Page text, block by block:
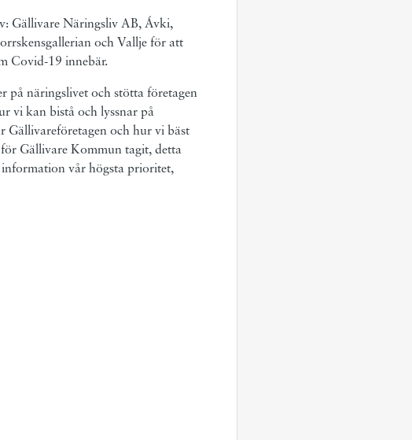
Gällivare Näringsliv AB, Ávki,
och Vallje för att
Covid-19 innebär.
på näringslivet och stötta företagen
vi kan bistå och lyssnar på
Gällivareföretagen och hur vi bäst
Gällivare Kommun tagit, detta
information vår högsta prioritet,